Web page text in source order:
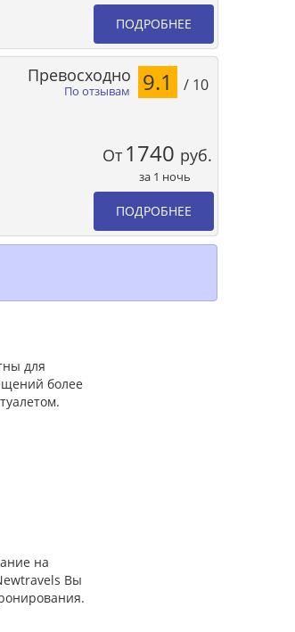
ПОДРОБНЕЕ
По отзывам
Превосходно 9.1 / 10
От 1740 руб.
за 1 ночь
ПОДРОБНЕЕ
для
более
на
Вы